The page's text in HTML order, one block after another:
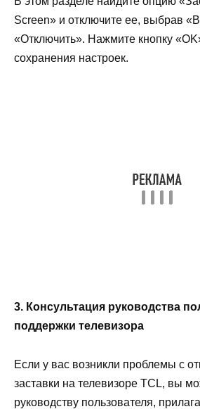
Screen» и отключите ее, выбрав
«Отключить». Нажмите кнопку
сохранения настроек.
3. Консультация руководства
поддержки телевизора
Если у вас возникли проблемы с
заставки на телевизоре TCL, вы
руководству пользователя,